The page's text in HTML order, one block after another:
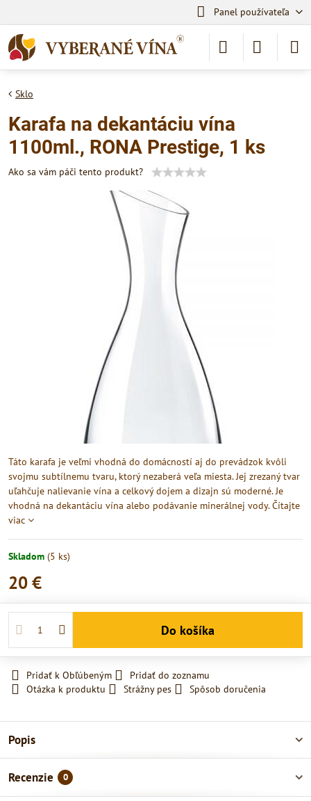
Panel používateľa
Sklo
Karafa na dekantáciu vína
1100ml., RONA Prestige, 1 ks
Ako sa vám páči tento produkt?
Táto karafa je veľmi vhodná do domácností aj do prevádzok kvôli
svojmu subtílnemu tvaru, ktorý nezaberá veľa miesta. Jej zrezaný tvar
uľahčuje nalievanie vína a celkový dojem a dizajn sú moderné. Je
vhodná na dekantáciu vína alebo podávanie minerálnej vody.Čítajte
viac
Skladom (5 ks)
20 €
Do košíka
Pridať k Obľúbeným
Pridať do zoznamu
Otázka k produktu
Strážny pes Spôsob doručenia
Popis
Recenzie 0